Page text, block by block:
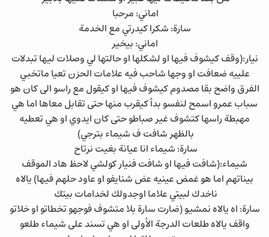
اماني: مرحبا
سارة: شكرا كيدرتي مع الخدمة
اماني: بيخير
نيار:(وقف كيشوف فيها او لشكلها او حالتها لي وصلات ليها تبدلات
علييه ضعافت او وجها شاحب فيه علامات الحزن تعيا ماتخبي
الفرق واضح بقا مصدوم كيشوف فيها او كيقول مع راسو الى كان هو
سباب عمرو اسمح لنفسو بدأ كيقرب منها حتى تقابل معاها اما هي
مهبطة راسها كتشوف غير صباطو حتى كان ايدوي او هي تعطيه
بالظهر شافت ف شيماء بترجي)
سارة: شيماء انا عيانة بغيت نرتاح
شيماء:(شافت فيها او شافت فنيار كولشي لاحظ هاد الموقف
بيناتهم اما هو غمض عينيه عض شنايفو او عاود حلهم فيها) يالاه
ناخدك لبيتي علاما اوجدولك لخدامات بيتك
سارة: اه يالاه نمشيو (ضارت سارة بلا متشوف فوجهو تخطاتو او خلاتو
واقف يالاه طلعات الدرجة الأولى او هي تسند على شيماء طلعو